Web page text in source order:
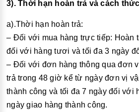
3). Thời hạn hoàn trả và cách
a).Thời hạn hoàn trả:
– Đối với mua hàng trực tiếp: Hoàn
đối với hàng tươi và tối đa 3 ngày
– Đối với đơn hàng thông qua đơn
trả trong 48 giờ kể từ ngày đơn vị
thành công và tối đa 7 ngày đối với
ngày giao hàng thành công.